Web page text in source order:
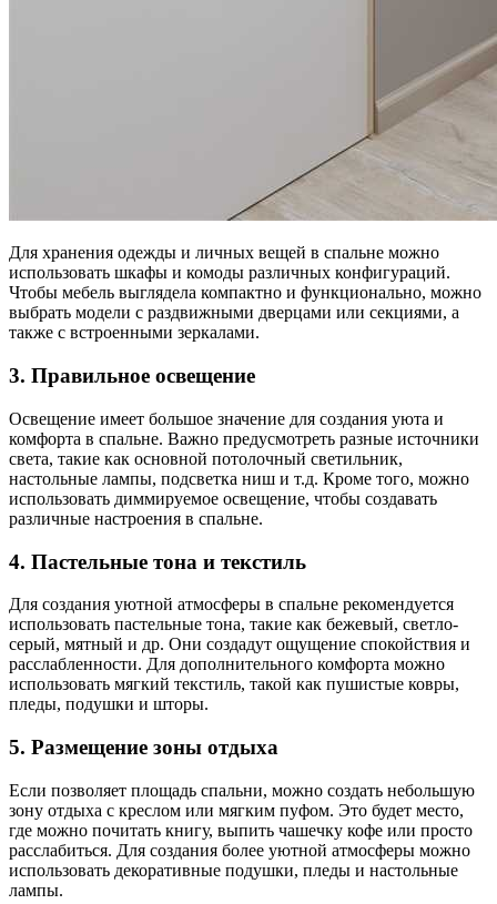
Для хранения одежды и личных вещей в спальне можно
использовать шкафы и комоды различных конфигураций.
Чтобы мебель выглядела компактно и функционально, можно
выбрать модели с раздвижными дверцами или секциями, а
также с встроенными зеркалами.
3. Правильное освещение
Освещение имеет большое значение для создания уюта и
комфорта в спальне. Важно предусмотреть разные источники
света, такие как основной потолочный светильник,
настольные лампы, подсветка ниш и т.д. Кроме того, можно
использовать диммируемое освещение, чтобы создавать
различные настроения в спальне.
4. Пастельные тона и текстиль
Для создания уютной атмосферы в спальне рекомендуется
использовать пастельные тона, такие как бежевый, светло-
серый, мятный и др. Они создадут ощущение спокойствия и
расслабленности. Для дополнительного комфорта можно
использовать мягкий текстиль, такой как пушистые ковры,
пледы, подушки и шторы.
5. Размещение зоны отдыха
Если позволяет площадь спальни, можно создать небольшую
зону отдыха с креслом или мягким пуфом. Это будет место,
где можно почитать книгу, выпить чашечку кофе или просто
расслабиться. Для создания более уютной атмосферы можно
использовать декоративные подушки, пледы и настольные
лампы.